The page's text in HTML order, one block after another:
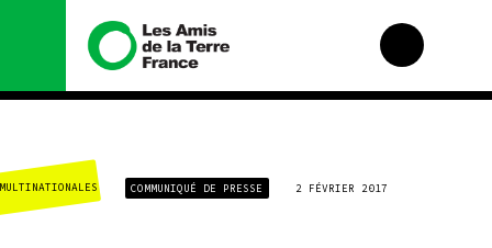
Nous connaître
Histoire
Total, rendez-vous
MULTINATIONALES COMMUNIQUÉ DE PRESSE 2 FÉVRIER 2017